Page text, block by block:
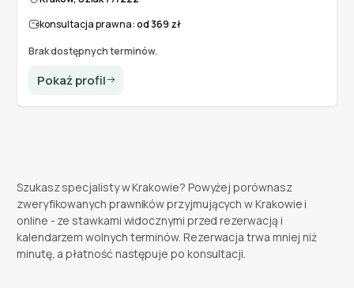
konsultacja prawna:od 369 zł
Brak dostępnych terminów.
Pokaż profil
Szukasz specjalisty w Krakowie? Powyżej porównasz
zweryfikowanych prawników przyjmujących w Krakowie i
online - ze stawkami widocznymi przed rezerwacją i
kalendarzem wolnych terminów. Rezerwacja trwa mniej niż
minutę, a płatność następuje po konsultacji.